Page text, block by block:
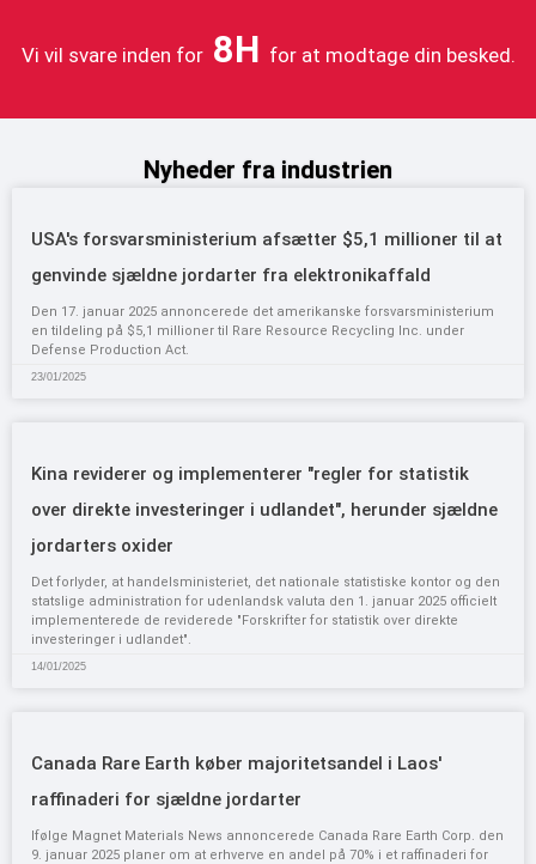
Vi vil svare inden for 8H for at modtage din besked.
Nyheder fra industrien
USA's forsvarsministerium afsætter $5,1 millioner til at
genvinde sjældne jordarter fra elektronikaffald
Den 17. januar 2025 annoncerede det amerikanske forsvarsministerium
en tildeling på $5,1 millioner til Rare Resource Recycling Inc. under
Defense Production Act.
23/01/2025
Kina reviderer og implementerer "regler for statistik
over direkte investeringer i udlandet", herunder sjældne
jordarters oxider
Det forlyder, at handelsministeriet, det nationale statistiske kontor og den
statslige administration for udenlandsk valuta den 1. januar 2025 officielt
implementerede de reviderede "Forskrifter for statistik over direkte
investeringer i udlandet".
14/01/2025
Canada Rare Earth køber majoritetsandel i Laos'
raffinaderi for sjældne jordarter
Ifølge Magnet Materials News annoncerede Canada Rare Earth Corp. den
9. januar 2025 planer om at erhverve en andel på 70% i et raffinaderi for